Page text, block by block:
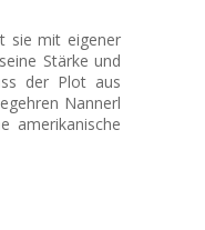
sie mit eigener
Stärke und
der Plot aus
Nannerl
amerikanische